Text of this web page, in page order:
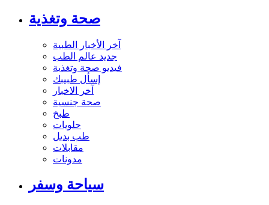
صحة وتغذية
آخر الأخبار الطبية
جديد عالم الطب
فيديو صحة وتغذية
إسأل طبيبك
آخر الاخبار
صحة جنسية
طبخ
حلويات
طب بديل
مقابلات
مدونات
سياحة وسفر